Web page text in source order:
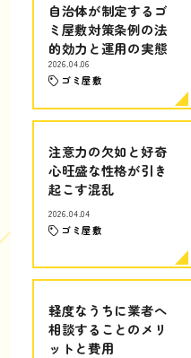
自治体が制定するゴ
ミ屋敷対策条例の法
的効力と運用の実態
2026.04.06
ゴミ屋敷
注意力の欠如と好奇
心旺盛な性格が引き
起こす混乱
2026.04.04
ゴミ屋敷
軽度なうちに業者へ
相談することのメリ
ットと費用